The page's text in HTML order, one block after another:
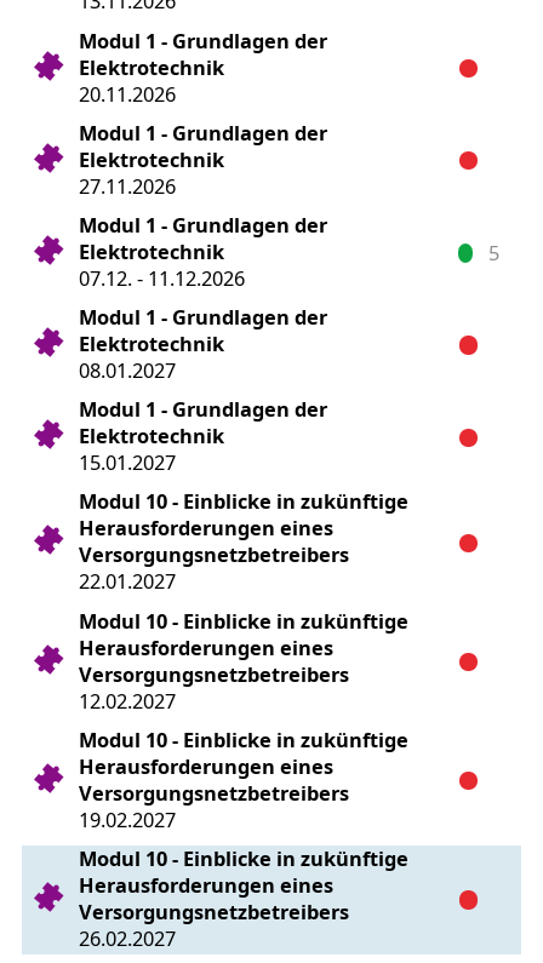
Modul 1 - Grundlagen der
Elektrotechnik
20.11.2026
Modul 1 - Grundlagen der
Elektrotechnik
27.11.2026
Modul 1 - Grundlagen der
Elektrotechnik
07.12. - 11.12.2026
5
Modul 1 - Grundlagen der
Elektrotechnik
08.01.2027
Modul 1 - Grundlagen der
Elektrotechnik
15.01.2027
Modul 10 - Einblicke in zukünftige
Herausforderungen eines
Versorgungsnetzbetreibers
22.01.2027
Modul 10 - Einblicke in zukünftige
Herausforderungen eines
Versorgungsnetzbetreibers
12.02.2027
Modul 10 - Einblicke in zukünftige
Herausforderungen eines
Versorgungsnetzbetreibers
19.02.2027
Modul 10 - Einblicke in zukünftige
Herausforderungen eines
Versorgungsnetzbetreibers
26.02.2027